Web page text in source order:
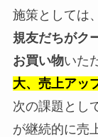
施策としては
規友だちがク
お買い物いた
大、売上アッ
次の課題とし
が継続的に売